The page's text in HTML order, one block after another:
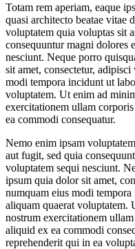
Totam rem aperiam, eaque
quasi architecto beatae vitae
voluptatem quia voluptas sit
consequuntur magni dolores
nesciunt. Neque porro
sit amet, consectetur,
modi tempora incidunt ut
voluptatem. Ut enim ad
exercitationem ullam
ea commodi consequatur.
Nemo enim ipsam
aut fugit, sed quia
voluptatem sequi nesciunt.
ipsum quia dolor sit amet,
numquam eius modi
aliquam quaerat voluptatem.
nostrum exercitationem
aliquid ex ea commodi
reprehenderit qui in ea